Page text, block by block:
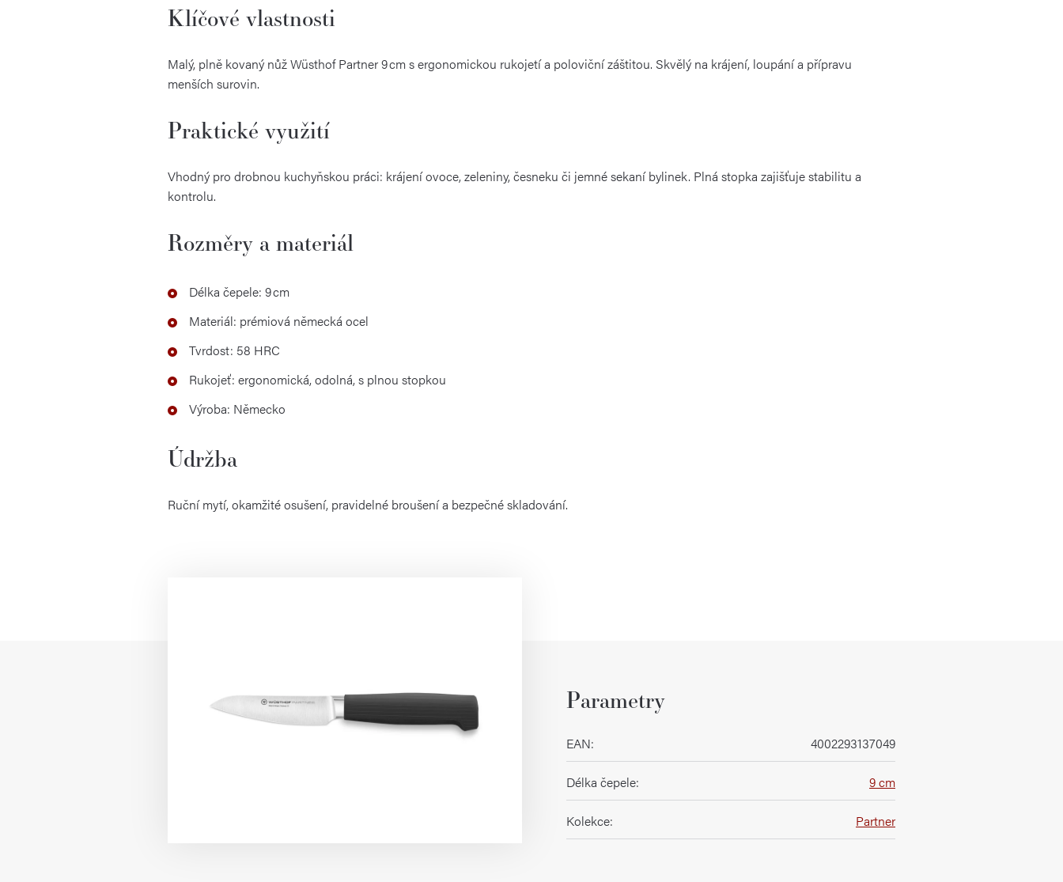
Klíčové vlastnosti
Malý, plně kovaný nůž Wüsthof Partner 9 cm s ergonomickou rukojetí a poloviční záštitou. Skvělý na krájení, loupání a přípravu
menších surovin.
Praktické využití
Vhodný pro drobnou kuchyňskou práci: krájení ovoce, zeleniny, česneku či jemné sekaní bylinek. Plná stopka zajišťuje stabilitu a
kontrolu.
Rozměry a materiál
Délka čepele: 9 cm
Materiál: prémiová německá ocel
Tvrdost: 58 HRC
Rukojeť: ergonomická, odolná, s plnou stopkou
Výroba: Německo
Údržba
Ruční mytí, okamžité osušení, pravidelné broušení a bezpečné skladování.
Parametry
EAN: 4002293137049
Délka čepele: 9 cm
Kolekce: Partner